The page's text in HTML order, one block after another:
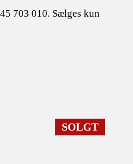
703 010. Sælges kun
SOLGT